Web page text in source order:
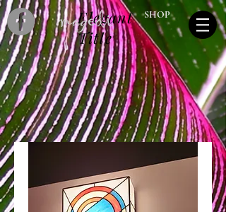
SHOP
Elegant
Title